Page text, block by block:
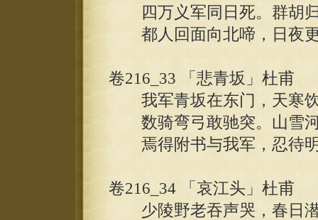
四万义军同日死。群胡归
都人回面向北啼，日夜
卷216_33 「悲青坂」杜甫
我军青坂在东门，天寒饮
数骑弯弓敢驰突。山雪河
焉得附书与我军，忍待
卷216_34 「哀江头」杜甫
少陵野老吞声哭，春日潜